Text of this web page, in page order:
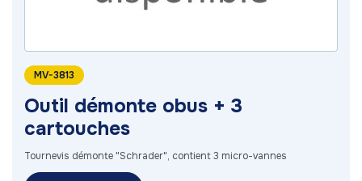
MV-3813
Outil démonte obus + 3
cartouches
Tournevis démonte "Schrader", contient 3 micro-vannes